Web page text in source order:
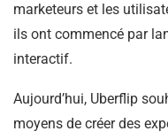
marketeurs et les
ils ont commencé par
interactif.
Aujourd’hui, Uberflip
moyens de créer des